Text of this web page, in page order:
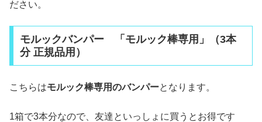
ださい。
モルックバンパー 「モルック棒専用」（3本
分 正規品用）
こちらはモルック棒専用のバンパーとなります。
1箱で3本分なので、友達といっしょに買うとお得です